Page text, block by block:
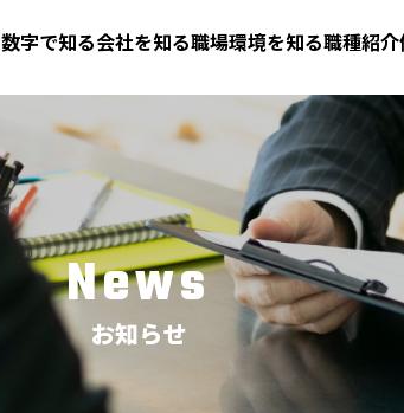
数字で知る会社を知る職場環境を知る職種紹介
News
お知らせ